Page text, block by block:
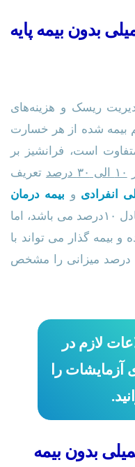
بدون بیمه پایه
ریسک و هزینه‌های
بیمه شده از هر خسارت
است، فرانشیز بر
۱۰ الی ۳۰ درصد
تعریف
انفرادی و بیمه درمان
بصورت ثابت و معادل ۱۰درصد می باشد، اما
و بیمه گذار می تواند با
توجه به شرایط خود از ۱۰ الی ۳۰ درصد میزانی را مشخص
لازم در
آزمایشات را
بدون بیمه